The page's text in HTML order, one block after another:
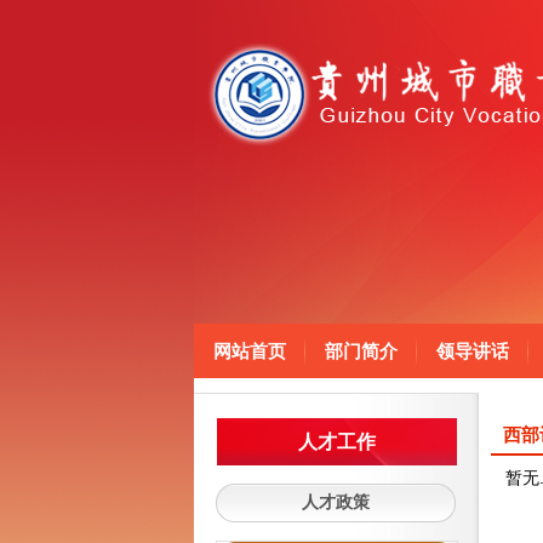
网站首页 部门简介 领导讲话
人才工作
人才政策
西
暂无